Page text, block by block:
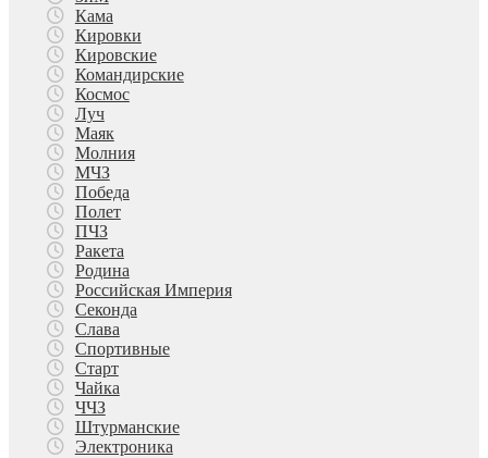
Кама
Кировки
Кировские
Командирские
Космос
Луч
Маяк
Молния
МЧЗ
Победа
Полет
ПЧЗ
Ракета
Родина
Российская Империя
Секонда
Слава
Спортивные
Старт
Чайка
ЧЧЗ
Штурманские
Электроника